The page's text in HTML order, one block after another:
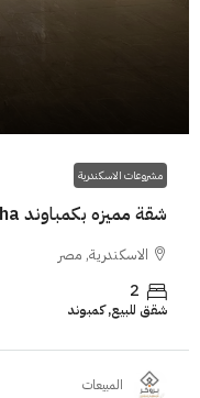
مشروعات الاسكندرية
شقة مميزه بكمباوند 129m Grand View smouha
الاسكندرية, مصر
2
شقق للبيع, كمبوند
المبيعات